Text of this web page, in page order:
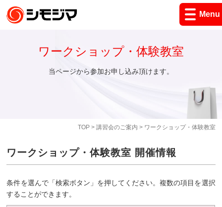
Menu
TOP> 講習会のご案内 > ワークショップ・体験教室
ワークショップ・体験教室
当ページから参加お申し込み頂けます。
ワークショップ・体験教室 開催情報
条件を選んで「検索ボタン」を押してください。複数の項目を選択
することができます。